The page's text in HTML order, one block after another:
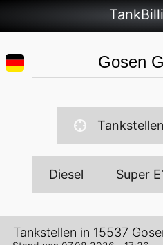
Diesel Super
Tankstellen in 15537